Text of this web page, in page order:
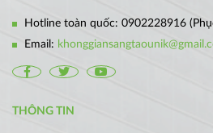
Hotline toàn quốc: 0902228916
Email:
THÔNG TIN